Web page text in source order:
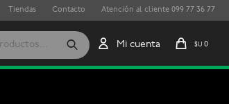
$U 0
Tiendas Contacto Atención al cliente 099 77 36 77